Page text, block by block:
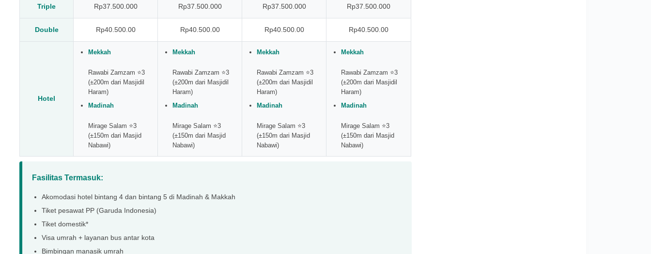
Triple Rp37.500.000 Rp37.500.000 Rp37.500.000 Rp37.500.000
Double Rp40.500.00 Rp40.500.00 Rp40.500.00 Rp40.500.00
Hotel
Mekkah
Rawabi Zamzam ⭐3
(±200m dari Masjidil
Haram)
Madinah
Mirage Salam ⭐3
(±150m dari Masjid
Nabawi)
Mekkah
Rawabi Zamzam ⭐3
(±200m dari Masjidil
Haram)
Madinah
Mirage Salam ⭐3
(±150m dari Masjid
Nabawi)
Mekkah
Rawabi Zamzam ⭐3
(±200m dari Masjidil
Haram)
Madinah
Mirage Salam ⭐3
(±150m dari Masjid
Nabawi)
Mekkah
Rawabi Zamzam ⭐3
(±200m dari Masjidil
Haram)
Madinah
Mirage Salam ⭐3
(±150m dari Masjid
Nabawi)
Fasilitas Termasuk:
Akomodasi hotel bintang 4 dan bintang 5 di Madinah & Makkah
Tiket pesawat PP (Garuda Indonesia)
Tiket domestik*
Visa umrah + layanan bus antar kota
Bimbingan manasik umrah